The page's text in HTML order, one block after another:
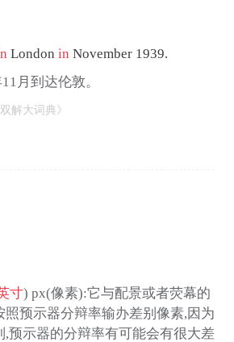
Londonin November 1939.
月到达伦敦。
解大词典》
寸) px(像素):它与配景或者荧幕的
照预示器分辩率输办差别像素,因为
,预示器的分辩率有可能会有很大差